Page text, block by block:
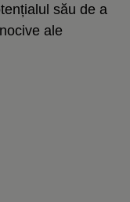
său de a
ale